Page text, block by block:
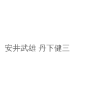
武雄 丹下健三